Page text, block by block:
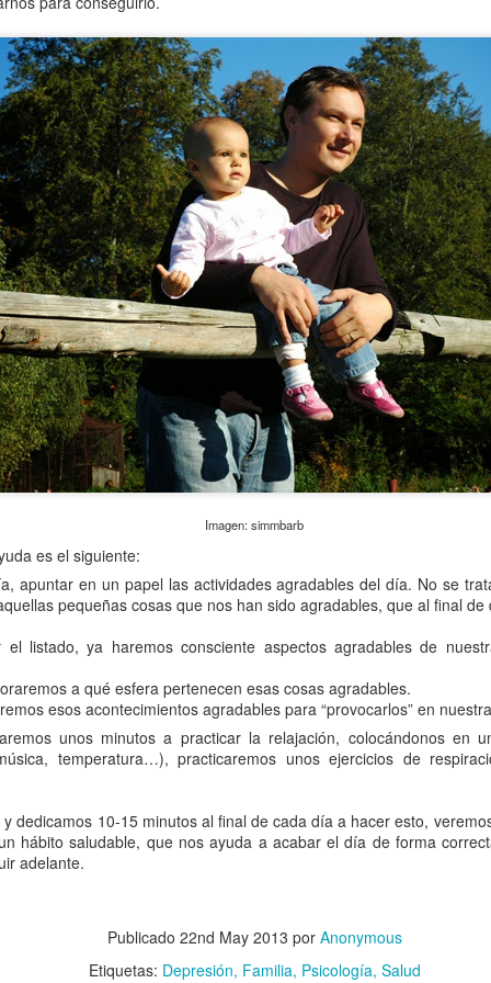
Imagen: simmbarb
es el siguiente:
apuntar en un papel las actividades agradables del día. No se
pequeñas cosas que nos han sido agradables, que al final
listado, ya haremos consciente aspectos agradables de
a qué esfera pertenecen esas cosas agradables.
esos acontecimientos agradables para “provocarlos” en
unos minutos a practicar la relajación, colocándonos en
temperatura…), practicaremos unos ejercicios de
dedicamos 10-15 minutos al final de cada día a hacer esto,
hábito saludable, que nos ayuda a acabar el día de forma
adelante.
Publicado 22nd May 2013 por Anonymous
Etiquetas: Depresión Familia Psicología Salud
Las 3 principales secuelas de la Covid-19
Lo más grave de la Covid-19 ya ha pasado. Pero, rebrotes
apartes, aún quedan afectaciones por llegar. Son las secuelas
y también psíquicas de una dura pandemia que ha obligado a
mucha gente ingresada en las UCI y a todos los profesionales
en alerta máxima. No por unos días, sino por varios meses.
pasará factura.
impacto sobre los pacientes
a día, el colapso en el sistema sanitario se ha medido con
Y los hemos visto publicados en todas partes.
LA JUVENTUD SE PUEDE CONQUISTAR CON
LOS AÑOS
juventud no es un tiempo de la vida, es un estado del
Mateo Alemán
Keyko Araujo fisioterapeuta del equipo de Dependentia
Unger se cae con frecuencia y no por pasar de los sesenta. En
no cumple con los tópicos de su edad, el cuerpo de este
se encuentra con el suelo porque falla en un medio
Animales de compañía y confinamiento
Por el equipo de psicologia de Dependentia.
que se aprobó el estado de alarma y se obligó a un
y no colapsar el sistema sanitario, perros y gatos se han
en confidentes y transmisores de felicidad.
Keyko Araujo fisioterapeuta del equipo de Dependentia
a la quinta que más ha sufrido en la historia reciente de
personas mayores.